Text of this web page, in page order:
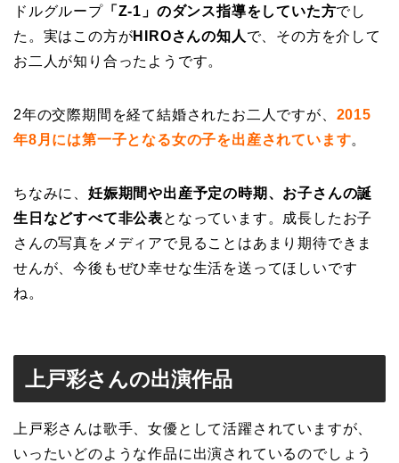
ドルグループ「Z-1」のダンス指導をしていた方でし
た。実はこの方がHIROさんの知人 で、その方を介して
お二人が知り合ったようです。
2年の交際期間を経て結婚されたお二人ですが、 2015
年8月には第一子となる女の子を出産されています。
ちなみに、 妊娠期間や出産予定の時期、お子さんの誕
生日などすべて非公表となっています。成長したお子
さんの写真をメディアで見ることはあまり期待できま
せんが、今後もぜひ幸せな生活を送ってほしいです
ね。
上戸彩さんの出演作品
上戸彩さんは歌手、女優として活躍されていますが、
いったいどのような作品に出演されているのでしょう